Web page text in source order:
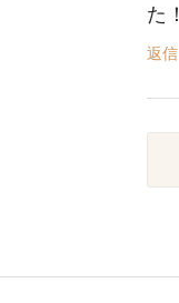
た！
返信